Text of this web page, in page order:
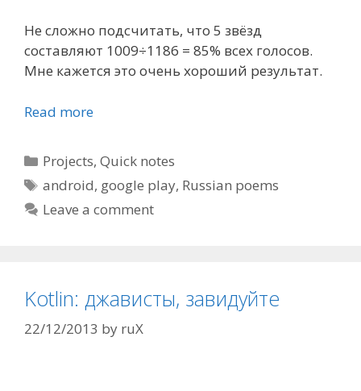
Не сложно подсчитать, что 5 звёзд
составляют 1009÷1186 = 85% всех голосов.
Мне кажется это очень хороший результат.
Read more
Categories
Projects,Quick notes
Tags
android, google play, Russian poems
Leave a comment
Kotlin: джависты, завидуйте
22/12/2013 by ruX